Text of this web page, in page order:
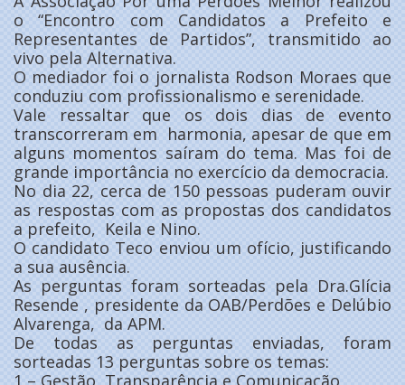
o “Encontro com Candidatos a Prefeito e
Representantes de Partidos”, transmitido ao
vivo pela Alternativa.
O mediador foi o jornalista Rodson Moraes que
conduziu com profissionalismo e serenidade.
Vale ressaltar que os dois dias de evento
transcorreram em harmonia, apesar de que em
alguns momentos saíram do tema. Mas foi de
grande importância no exercício da democracia.
No dia 22, cerca de 150 pessoas puderam ouvir
as respostas com as propostas dos candidatos
a prefeito, Keila e Nino.
O candidato Teco enviou um ofício, justificando
a sua ausência.
As perguntas foram sorteadas pela Dra.Glícia
Resende , presidente da OAB/Perdões e Delúbio
Alvarenga, da APM.
De todas as perguntas enviadas, foram
sorteadas 13 perguntas sobre os temas:
1 – Gestão, Transparência e Comunicação